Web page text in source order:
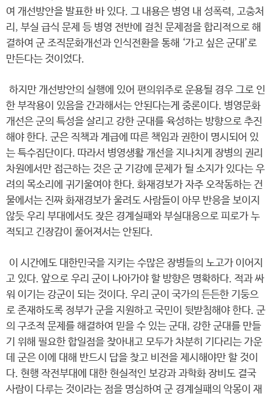
여 개선방안을 발표한 바 있다. 그 내용은 병영 내 성폭력, 고충처
리, 부실 급식 문제 등 병영 전반에 걸친 문제점을 합리적으로 해
결하여 군 조직문화개선과 인식전환을 통해 ‘가고 싶은 군대’로
만든다는 것이었다.
하지만 개선방안의 실행에 있어 편의위주로 운용될 경우 그로 인
한 부작용이 있음을 간과해서는 안된다는게 중론이다. 병영문화
개선은 군의 특성을 살리고 강한 군대를 육성하는 방향으로 추진
해야 한다. 군은 직책과 계급에 따른 책임과 권한이 명시되어 있
는 특수집단이다. 따라서 병영생활 개선을 지나치게 장병의 권리
차원에서만 접근하는 것은 군 기강에 문제가 될 소지가 있다는 우
려의 목소리에 귀기울여야 한다. 화재경보가 자주 오작동하는 건
물에서는 진짜 화재경보가 울려도 사람들이 아무 반응을 보이지
않듯 우리 부대에서도 잦은 경계실패와 부실대응으로 피로가 누
적되고 긴장감이 풀어져서는 안된다.
이 시간에도 대한민국을 지키는 수많은 장병들의 노고가 이어지
고 있다. 앞으로 우리 군이 나아가야 할 방향은 명확하다. 적과 싸
워 이기는 강군이 되는 것이다. 우리 군이 국가의 든든한 기둥으
로 존재하도록 정부가 군을 지원하고 국민이 뒷받침해야 한다. 군
의 구조적 문제를 해결하여 믿을 수 있는 군대, 강한 군대를 만들
기 위해 필요한 합일점을 찾아내고 모두가 차분히 기다리는 가운
데 군은 이에 대해 반드시 답을 찾고 비전을 제시해야만 할 것이
다. 현행 작전부대에 대한 현실적인 보강과 과학화 장비도 결국
사람이 다루는 것이라는 점을 명심하여 군 경계실패의 악몽이 재